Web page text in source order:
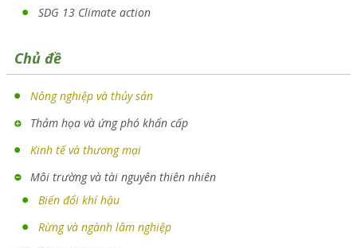
SDG 13 Climate action
Chủ đề
Nông nghiệp và thủy sản
Thảm họa và ứng phó khẩn cấp
Kinh tế và thương mại
Môi trường và tài nguyên thiên nhiên
Biến đổi khí hậu
Rừng và ngành lâm nghiệp